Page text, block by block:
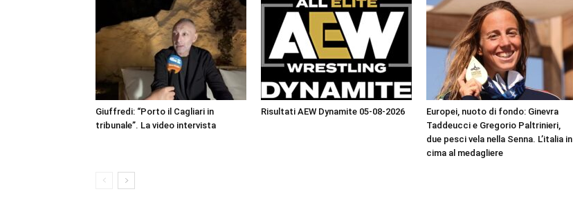
Giuffredi: “Porto il Cagliari in
tribunale”. La video intervista
Risultati AEW Dynamite 05-08-2026
Europei, nuoto di fondo: Ginevra
Taddeucci e Gregorio Paltrinieri,
due pesci vela nella Senna. L’italia in
cima al medagliere